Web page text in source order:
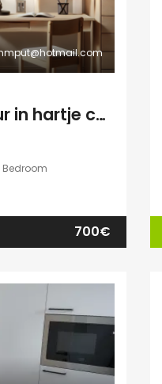
Prachtig kot te huur in hartje centrum Leuven
Bedroom
700€